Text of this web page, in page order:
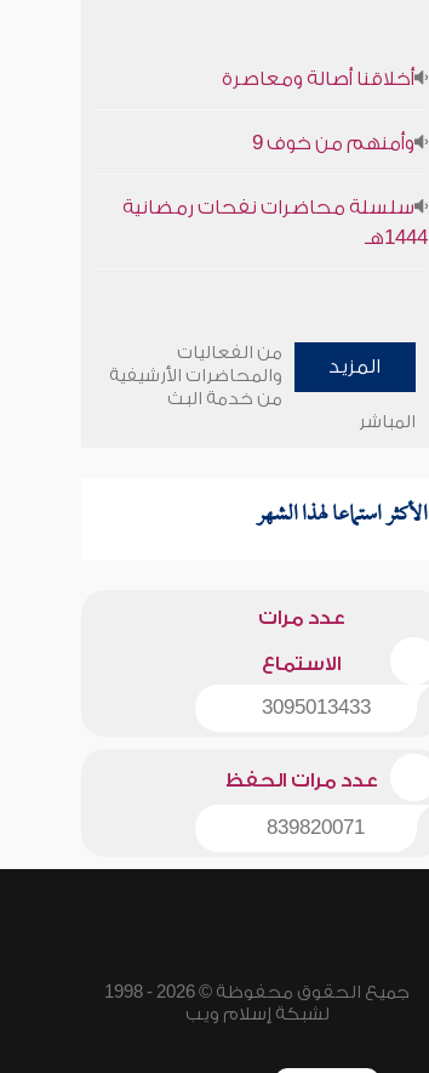
أخلاقنا أصالة ومعاصرة
وأمنهم من خوف 9
سلسلة محاضرات نفحات رمضانية
1444هـ
المزيد
من الفعاليات
والمحاضرات الأرشيفية
من خدمة البث
المباشر
الأكثر استماعا لهذا الشهر
عدد مرات
الاستماع
3095013433
عدد مرات الحفظ
839820071
جميع الحقوق محفوظة © 2026 - 1998
لشبكة إسلام ويب